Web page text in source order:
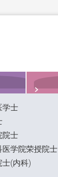
学士
院士
学院荣授院士
(内科)